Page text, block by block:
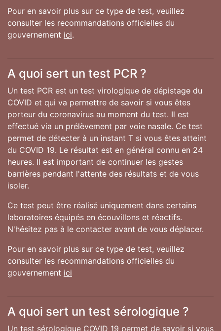
Pour en savoir plus sur ce type de test, veuillez
consulter les recommandations officielles du
gouvernement ici.
A quoi sert un test PCR ?
Un test PCR est un test virologique de dépistage du
COVID et qui va permettre de savoir si vous êtes
porteur du coronavirus au moment du test. Il est
effectué via un prélèvement par voie nasale. Ce test
permet de détecter à un instant T si vous êtes atteint
du COVID 19. Le résultat est en général connu en 24
heures. Il est important de continuer les gestes
barrières pendant l'attente des résultats et de vous
isoler.
Ce test peut être réalisé uniquement dans certains
laboratoires équipés en écouvillons et réactifs.
N'hésitez pas à le contacter avant de vous déplacer.
Pour en savoir plus sur ce type de test, veuillez
consulter les recommandations officielles du
gouvernement ici
A quoi sert un test sérologique ?
Un test sérologique COVID 19 permet de savoir si vous